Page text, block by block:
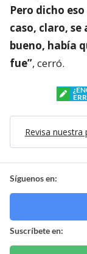
Pero dicho
caso, claro,
bueno, había
fue”, cerró.
Revisa nuestra
Síguenos en:
Suscríbete en: